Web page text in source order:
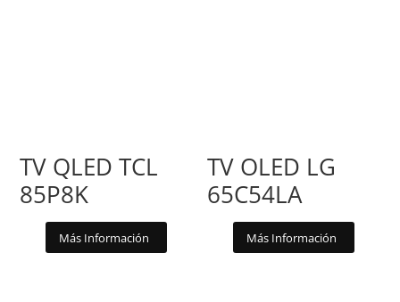
TV QLED TCL
85P8K
Más Información
TV OLED LG
65C54LA
Más Información